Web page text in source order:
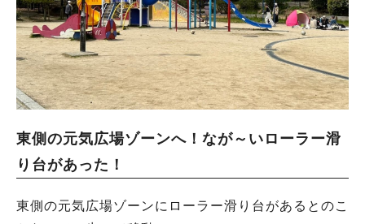
東側の元気広場ゾーンへ！なが～いローラー滑
り台があった！
東側の元気広場ゾーンにローラー滑り台があるとのこ